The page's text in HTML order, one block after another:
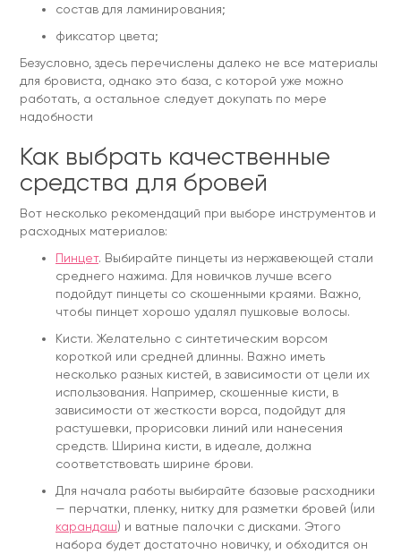
состав для ламинирования;
фиксатор цвета;
Безусловно, здесь перечислены далеко не все материалы
для бровиста, однако это база, с которой уже можно
работать, а остальное следует докупать по мере
надобности
Как выбрать качественные
средства для бровей
Вот несколько рекомендаций при выборе инструментов и
расходных материалов:
Пинцет. Выбирайте пинцеты из нержавеющей стали
среднего нажима. Для новичков лучше всего
подойдут пинцеты со скошенными краями. Важно,
чтобы пинцет хорошо удалял пушковые волосы.
Кисти. Желательно с синтетическим ворсом
короткой или средней длинны. Важно иметь
несколько разных кистей, в зависимости от цели их
использования. Например, скошенные кисти, в
зависимости от жесткости ворса, подойдут для
растушевки, прорисовки линий или нанесения
средств. Ширина кисти, в идеале, должна
соответствовать ширине брови.
Для начала работы выбирайте базовые расходники
— перчатки, пленку, нитку для разметки бровей (или
карандаш) и ватные палочки с дисками. Этого
набора будет достаточно новичку, и обходится он